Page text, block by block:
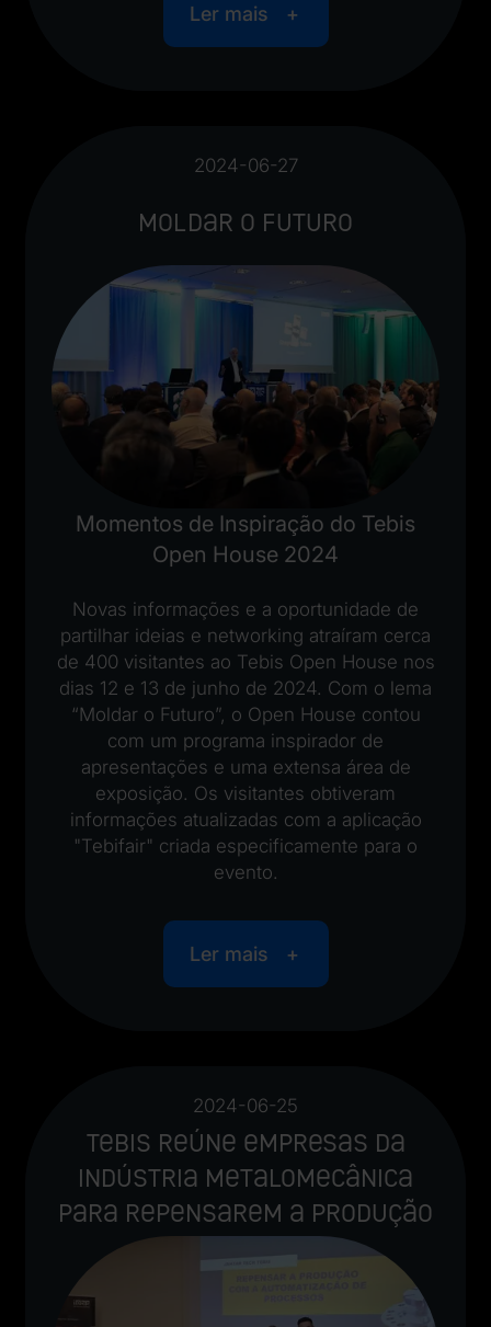
Ler mais
2024-06-27
Moldar o Futuro
Momentos de Inspiração do Tebis
Open House 2024
Novas informações e a oportunidade de
partilhar ideias e networking atraíram cerca
de 400 visitantes ao Tebis Open House nos
dias 12 e 13 de junho de 2024. Com o lema
“Moldar o Futuro”, o Open House contou
com um programa inspirador de
apresentações e uma extensa área de
exposição. Os visitantes obtiveram
informações atualizadas com a aplicação
"Tebifair" criada especificamente para o
evento.
Ler mais
2024-06-25
Tebis Reúne Empresas da
Indústria Metalomecânica
para Repensarem a Produção